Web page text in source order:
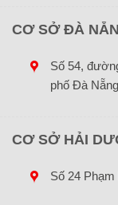
Danh mục:Giá
CƠ SỞ ĐÀ
Số 54,
phố Đà Nẵng
CƠ SỞ HẢI
Số 24